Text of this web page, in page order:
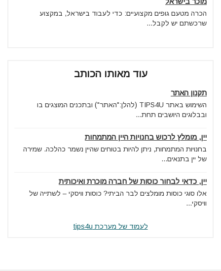
הכרה מטעם גופים מקצועיים: כדי לעבוד בישראל, במקצוע
שרכשתם יש לקבל...
עוד מאותו הכותב
תקנון האתר
השימוש באתר TIPS4U (להלן:"האתר") ובתכנים המוצגים בו
ובבלוגים היושבים תחת...
יין, מומלץ לרכוש בחנויות היין המתמחות
בחנויות המתמחות, ניתן להיות בטוחים שהיין נשמר כהלכה. שמירה
של יין בתנאים...
יין, כדאי לבחור כוסות של חברה מוכרת ואיכותית
אלו סוגי כוסות מומלצים לבר הביתי? כוסות וויסקי – לשתייה של
וויסקי...
לעמוד של מערכת tips4u